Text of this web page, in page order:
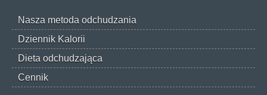
Nasza metoda odchudzania
Dziennik Kalorii
Dieta odchudzająca
Cennik